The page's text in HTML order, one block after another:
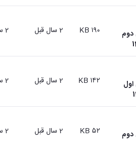
دوم
۱۹۰ KB 2 سال قبل 2 سال قبل
۱۴۲ KB 2 سال قبل 2 سال قبل
دوم
۵۲ KB 2 سال قبل 2 سال قبل